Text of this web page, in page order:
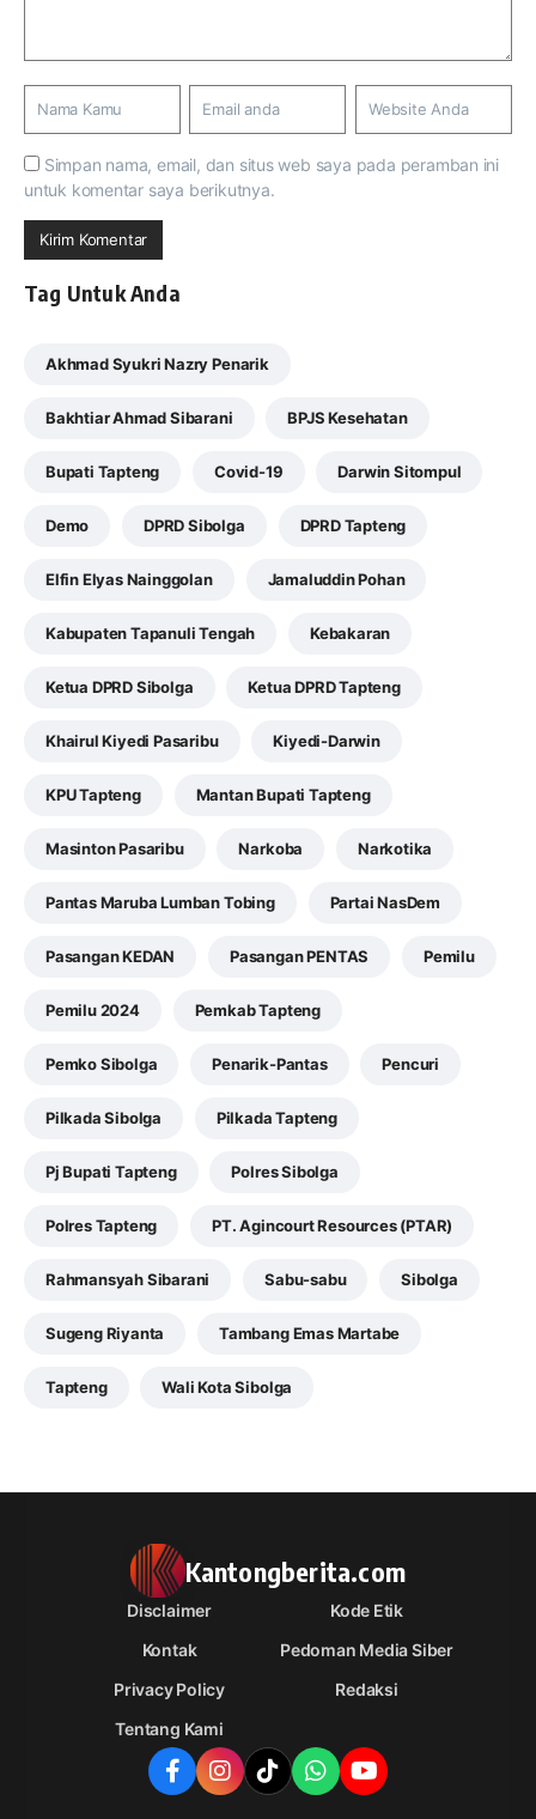
Simpan nama, email, dan situs web saya pada peramban ini
untuk komentar saya berikutnya.
Tag Untuk Anda
Akhmad Syukri Nazry Penarik
Bakhtiar Ahmad Sibarani BPJS Kesehatan
Bupati Tapteng Covid-19 Darwin Sitompul
Demo DPRD Sibolga DPRD Tapteng
Elfin Elyas Nainggolan Jamaluddin Pohan
Kabupaten Tapanuli Tengah Kebakaran
Ketua DPRD Sibolga Ketua DPRD Tapteng
Khairul Kiyedi Pasaribu Kiyedi-Darwin
KPU Tapteng Mantan Bupati Tapteng
Masinton Pasaribu Narkoba Narkotika
Pantas Maruba Lumban Tobing Partai NasDem
Pasangan KEDAN Pasangan PENTAS Pemilu
Pemilu 2024 Pemkab Tapteng
Pemko Sibolga Penarik-Pantas Pencuri
Pilkada Sibolga Pilkada Tapteng
Pj Bupati Tapteng Polres Sibolga
Polres Tapteng PT. Agincourt Resources (PTAR)
Rahmansyah Sibarani Sabu-sabu Sibolga
Sugeng Riyanta Tambang Emas Martabe
Tapteng Wali Kota Sibolga
Kantongberita.com
Disclaimer
Kode Etik
Kontak
Pedoman Media Siber
Privacy Policy
Redaksi
Tentang Kami